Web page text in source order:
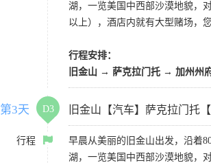
湖，一览美国中西部沙漠地貌，
以上），酒店内就有大型赌场，
行程安排：
旧金山 → 萨克拉门托 → 加州州
第3天 D3 旧金山【汽车】萨克拉门托
行程
早晨从美丽的旧金山出发，沿着
湖，一览美国中西部沙漠地貌，